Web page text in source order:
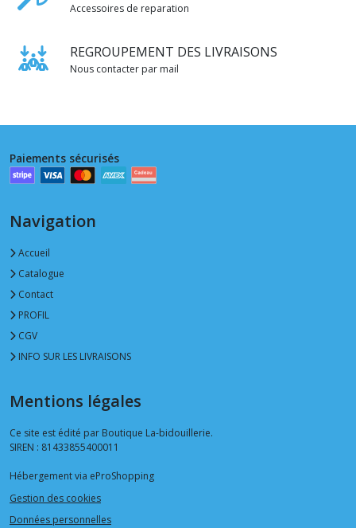
Accessoires de reparation
REGROUPEMENT DES LIVRAISONS
Nous contacter par mail
Paiements sécurisés
Navigation
Accueil
Catalogue
Contact
PROFIL
CGV
INFO SUR LES LIVRAISONS
Mentions légales
Ce site est édité par Boutique La-bidouillerie.
SIREN : 81433855400011
Hébergement via eProShopping
Gestion des cookies
Données personnelles